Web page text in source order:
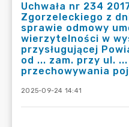
Uchwała nr 234
Zgorzeleckiego z
sprawie odmowy
wierzytelności w
przysługującej
od ... zam. przy ul.
przechowywania
2025-09-24 14:41